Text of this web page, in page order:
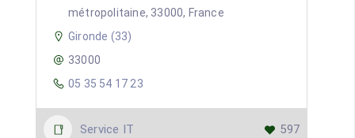
métropolitaine, 33000, France
Gironde (33)
33000
05 35 54 17 23
Service IT 597